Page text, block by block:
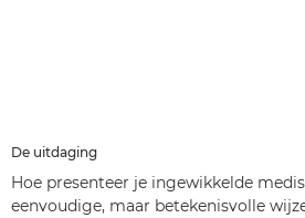
De uitdaging
Hoe presenteer je ingewikkelde
eenvoudige, maar betekenisvolle